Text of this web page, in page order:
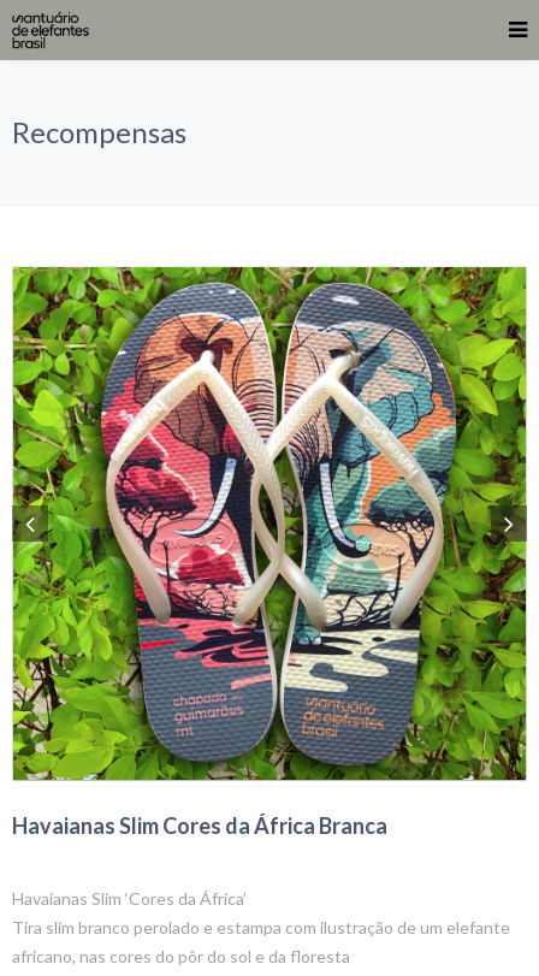
Recompensas
Havaianas Slim Cores da África Branca
Havaianas Slim ‘Cores da África’
Tira slim branco perolado e estampa com ilustração de um elefante
africano, nas cores do pôr do sol e da floresta